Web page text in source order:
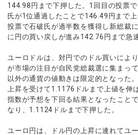
144.98円まで下押した。1回目の投票
氏が1位通過したことで146.49円まで
投票で石破氏が過半数を獲得し新総裁
に円の買い戻しが進み142.76円まで急
ユーロドルは、対円でのドル買いによ
が市場の注目が自民党総裁選に集まっ
以外の通貨の値動きは限定的となった
上昇を受けて1.1176ドルまで上値を伸
指数が予想を下回る結果となったこと
なり、1.1124ドルまで下押した。
ユーロ円は、ドル円の上昇に連れてユ